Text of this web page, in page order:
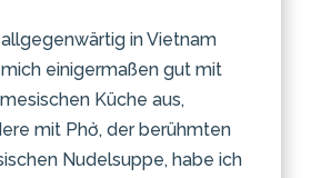
allgegenwärtig in Vietnam
mich einigermaßen gut mit
Küche aus,
mit Phở, der berühmten
Nudelsuppe, habe ich